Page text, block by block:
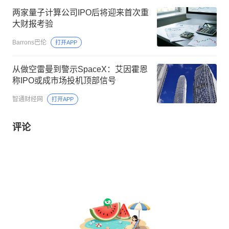
两家量子计算公司IPO后将迎来首次重
大财报考验
Barrons巴伦 打开APP
从做空雷曼到警示SpaceX：艾因霍恩
称IPO或成市场投机顶部信号
智通财经网 打开APP
评论